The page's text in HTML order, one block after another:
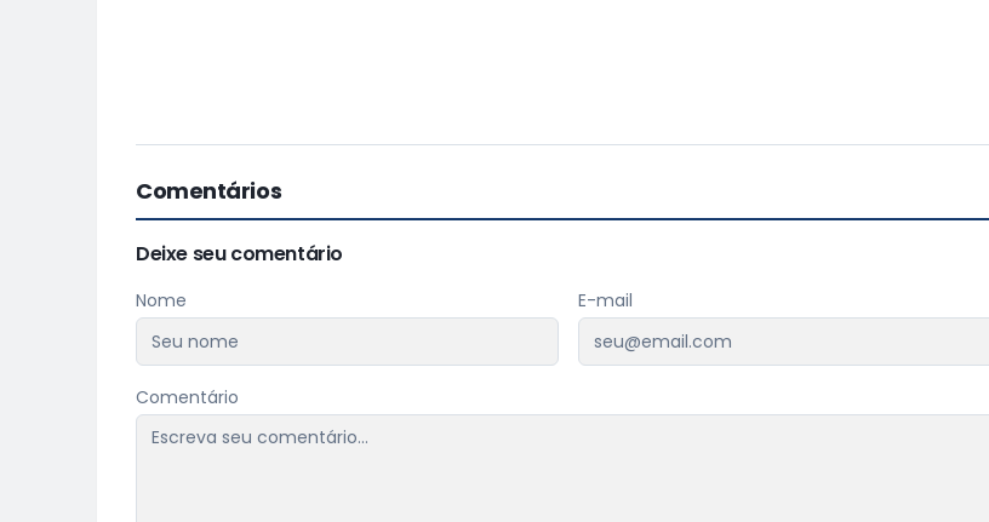
Comentários
Deixe seu comentário
Nome E-mail
Comentário